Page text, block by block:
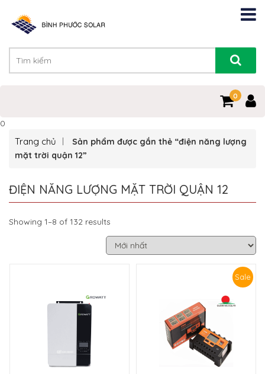
0
0
Trang chủ
Sản phẩm được gắn thẻ “điện năng lượng
mặt trời quận 12”
ĐIỆN NĂNG LƯỢNG MẶT TRỜI QUẬN 12
Showing 1–8 of 132 results
Sale